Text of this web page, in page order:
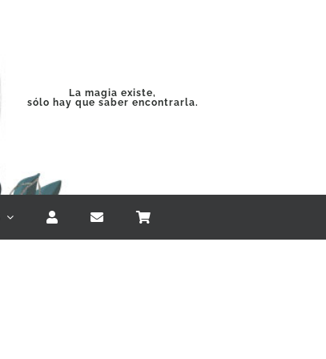
La magia existe,
sólo hay que saber encontrarla.